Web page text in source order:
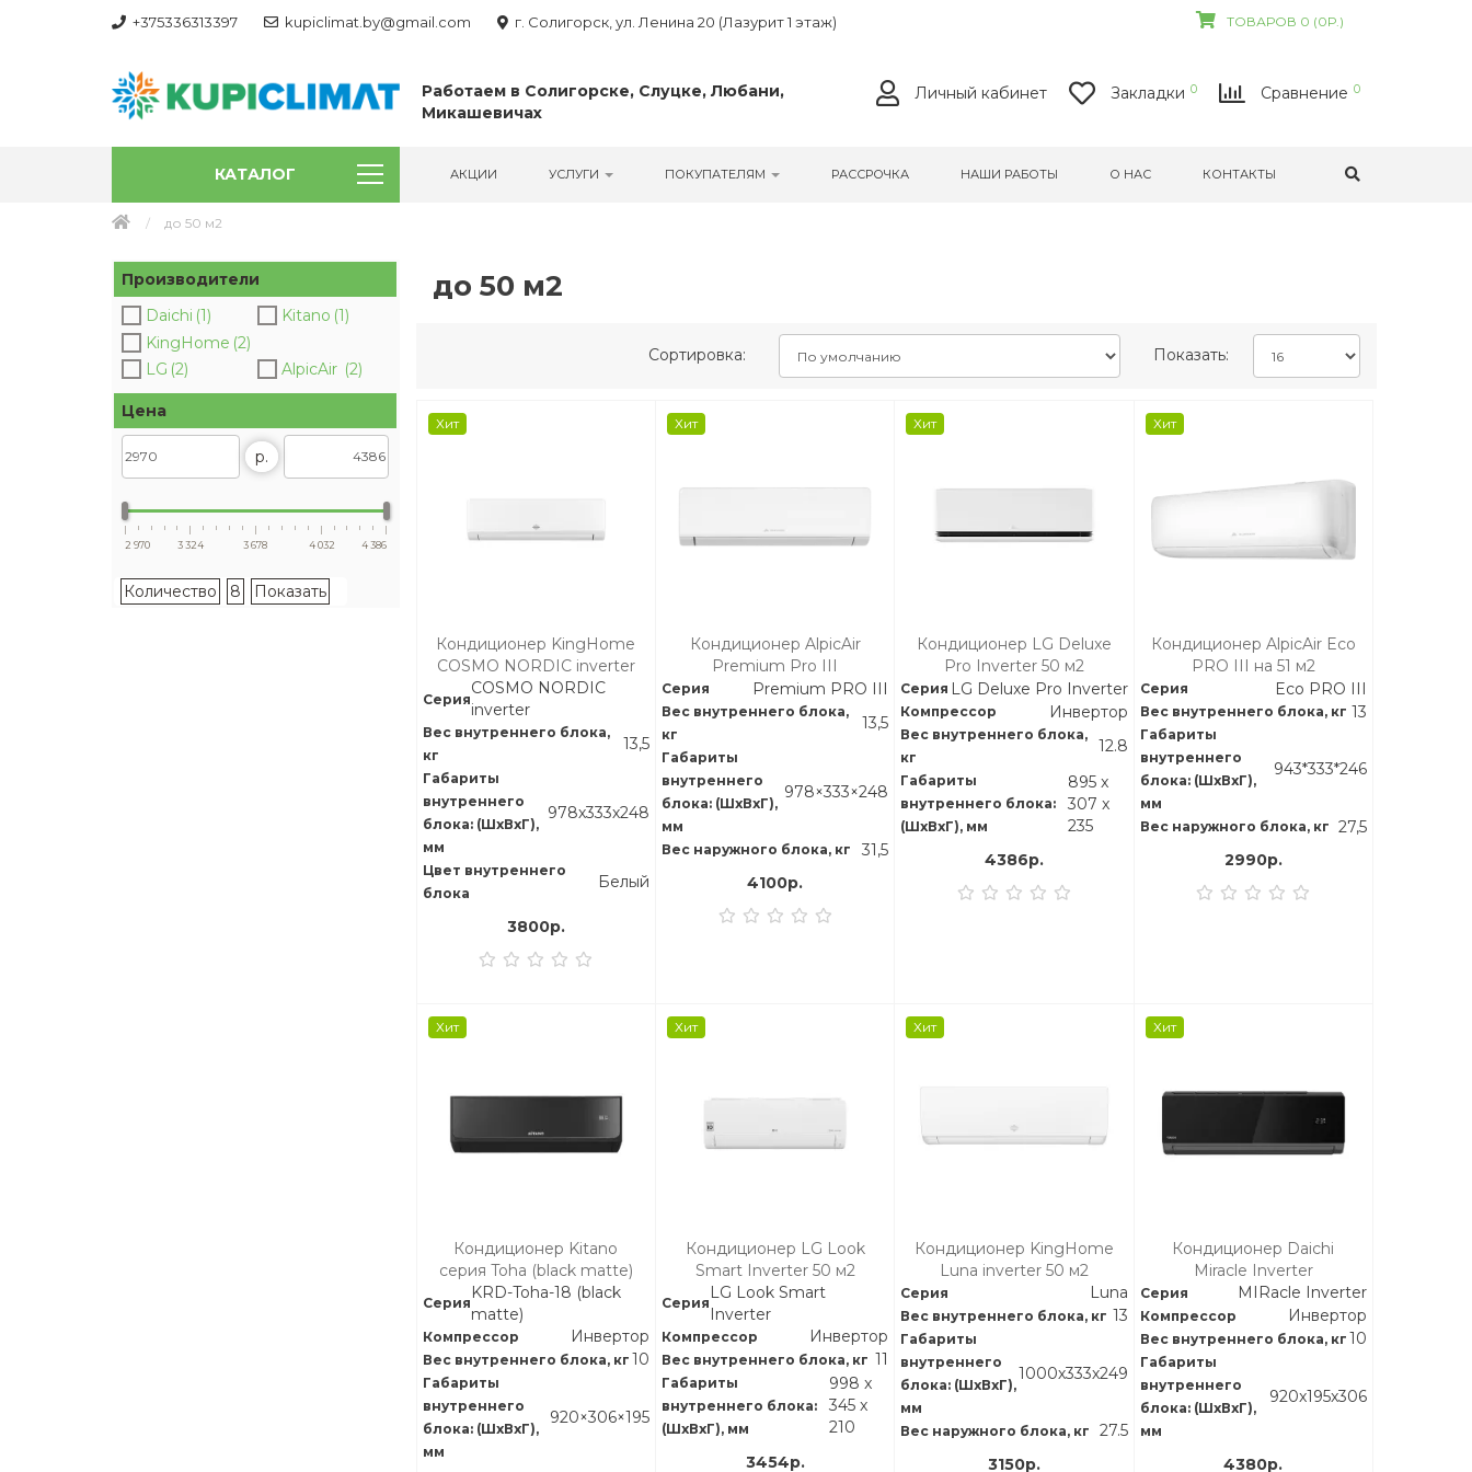
+375336313397 kupiclimat.by@gmail.com г. Солигорск, ул. Ленина 20 (Лазурит 1 этаж) ТОВАРОВ 0 (0Р.)
Работаем в Солигорске, Слуцке, Любани,
Микашевичах
Личный кабинет Закладки 0 Сравнение 0
КАТАЛОГ АКЦИИ УСЛУГИ ПОКУПАТЕЛЯМ РАССРОЧКА НАШИ РАБОТЫ О НАС КОНТАКТЫ
до 50 м2
Производители
Daichi (1) Kitano (1)
KingHome (2)
LG (2) AlpicAir (2)
Цена
р.
2 970 3 324 3 678 4 032 4 386
Количество 8 Показать
до 50 м2
Сортировка: Показать:
Хит
Кондиционер KingHome
COSMO NORDIC inverter
Серия
COSMO NORDIC
inverter
Вес внутреннего блока,
кг
13,5
Габариты
внутреннего
блока: (ШхВхГ),
мм
978х333х248
Цвет внутреннего
блока
Белый
3800р.
Хит
Кондиционер AlpicAir
Premium Pro III
Серия Premium PRO III
Вес внутреннего блока,
кг
13,5
Габариты
внутреннего
блока: (ШхВхГ),
мм
978×333×248
Вес наружного блока, кг
31,5
4100р.
Хит
Кондиционер LG Deluxe
Pro Inverter 50 м2
Серия LG Deluxe Pro Inverter
Компрессор Инвертор
Вес внутреннего блока,
кг
12.8
Габариты
внутреннего блока:
(ШхВхГ), мм
895 x
307 x
235
4386р.
Хит
Кондиционер AlpicAir Eco
PRO III на 51 м2
Серия Eco PRO III
Вес внутреннего блока, кг 13
Габариты
внутреннего
блока: (ШхВхГ),
мм
943*333*246
Вес наружного блока, кг 27,5
2990р.
Хит
Кондиционер Kitano
серия Toha (black matte)
Серия
KRD-Toha-18 (black
matte)
Компрессор Инвертор
Вес внутреннего блока, кг 10
Габариты
внутреннего
блока: (ШхВхГ),
мм
920×306×195
Хит
Кондиционер LG Look
Smart Inverter 50 м2
Серия
LG Look Smart
Inverter
Компрессор Инвертор
Вес внутреннего блока, кг 11
Габариты
внутреннего блока:
(ШхВхГ), мм
998 x
345 x
210
3454р.
Хит
Кондиционер KingHome
Luna inverter 50 м2
Серия Luna
Вес внутреннего блока, кг 13
Габариты
внутреннего
блока: (ШхВхГ),
мм
1000х333х249
Вес наружного блока, кг
27.5
3150р.
Хит
Кондиционер Daichi
Miracle Inverter
Серия MIRacle Inverter
Компрессор Инвертор
Вес внутреннего блока, кг 10
Габариты
внутреннего
блока: (ШхВхГ),
мм
920x195x306
4380р.